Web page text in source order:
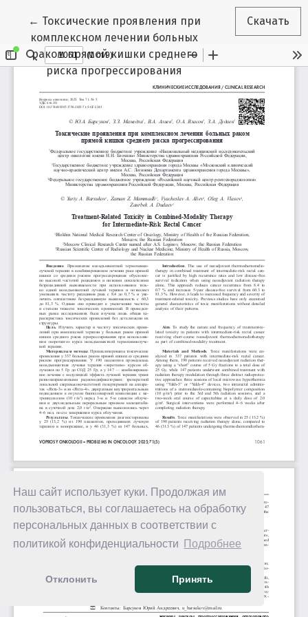
Наш сайт использует куки. Продолжая им
пользоваться, вы соглашаетесь на обработку
персональных данных в соответствии с
политикой конфиденциальности
Подробнее
Отклонить Принять
← Вернуться к Подробностям о статье
Токсические проявления при
комплексном лечении больных
раком прямой кишки среднего
риска прогрессирования
Скачать